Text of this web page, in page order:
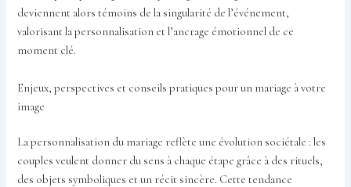
deviennent alors témoins de la singularité de l’événement,
valorisant la personnalisation et l’ancrage émotionnel de ce
moment clé.
Enjeux, perspectives et conseils pratiques pour un mariage à votre
image
La personnalisation du mariage reflète une évolution sociétale : les
couples veulent donner du sens à chaque étape grâce à des rituels,
des objets symboliques et un récit sincère. Cette tendance